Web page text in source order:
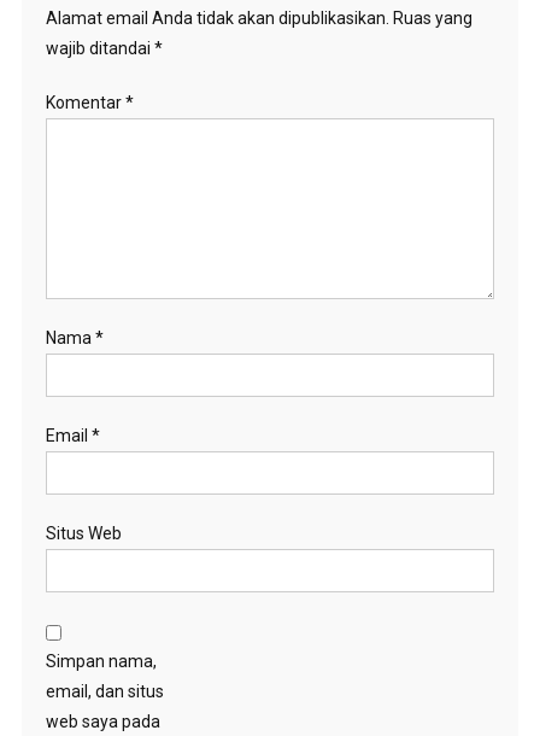
Alamat email Anda tidak akan dipublikasikan. Ruas yang
wajib ditandai *
Komentar*
Nama *
Email *
Situs Web
Simpan nama,
email, dan situs
web saya pada